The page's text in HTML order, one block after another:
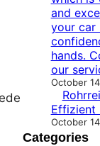
and
your car
hands.
our
October
Effizient
October
Categories